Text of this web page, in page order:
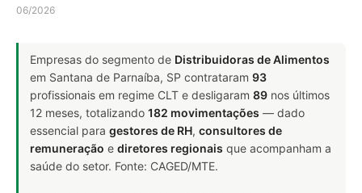
06/2026
Empresas do segmento de Distribuidoras de Alimentos
em Santana de Parnaíba, SP contrataram 93
profissionais em regime CLT e desligaram 89 nos últimos
12 meses, totalizando 182 movimentações — dado
essencial para gestores de RH, consultores de
remuneração e diretores regionais que acompanham a
saúde do setor. Fonte: CAGED/MTE.